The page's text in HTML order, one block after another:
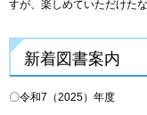
すが、楽しめていただけたな
新着図書案内
〇令和7（2025）年度